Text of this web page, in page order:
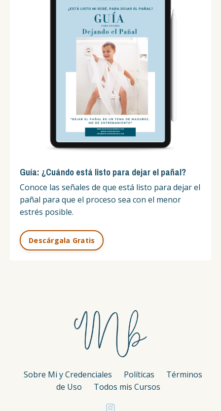
Guía: ¿Cuándo está listo para dejar el pañal?
Conoce las señales de que está listo para dejar el
pañal para que el proceso sea con el menor
estrés posible.
Descárgala Gratis
Sobre Mi y Credenciales Políticas
Términos
de Uso
Todos mis Cursos